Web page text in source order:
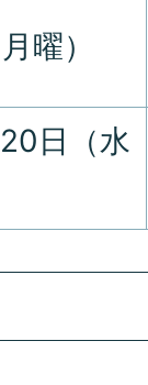
曜）
日（水